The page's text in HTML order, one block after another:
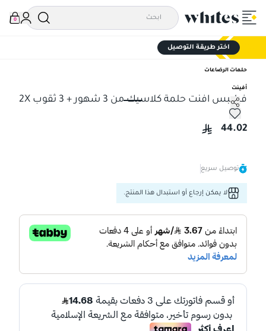
0
اختر طريقة التوصيل
حلمات الرضاعات
أفينت
فيليبس افنت حلمة كلاسيك من 3 شهور + 3 ثقوب 2X
فيليبس افنت حلمة كلاسيك من 3 شهور + 3 ثقوب 2X
44.02
توصيل سريع
لا يمكن إرجاع أو استبدال هذا المنتج.